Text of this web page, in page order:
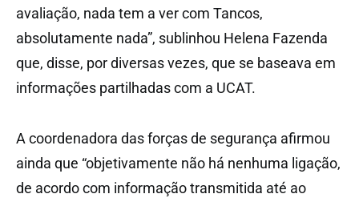
avaliação, nada tem a ver com Tancos,
absolutamente nada”, sublinhou Helena Fazenda
que, disse, por diversas vezes, que se baseava em
informações partilhadas com a UCAT.
A coordenadora das forças de segurança afirmou
ainda que “objetivamente não há nenhuma ligação,
de acordo com informação transmitida até ao